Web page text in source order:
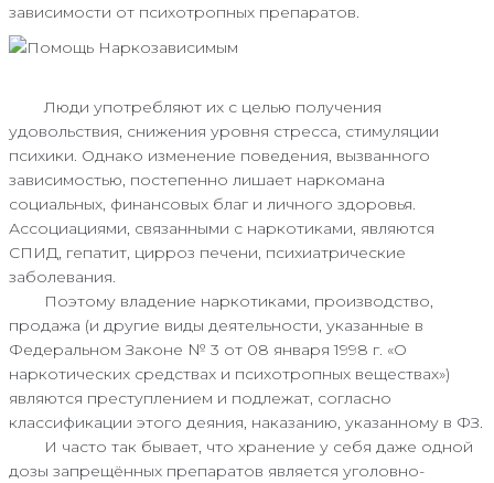
зависимости от психотропных препаратов.
Люди употребляют их с целью получения
удовольствия, снижения уровня стресса, стимуляции
психики. Однако изменение поведения, вызванного
зависимостью, постепенно лишает наркомана
социальных, финансовых благ и личного здоровья.
Ассоциациями, связанными с наркотиками, являются
СПИД, гепатит, цирроз печени, психиатрические
заболевания.
Поэтому владение наркотиками, производство,
продажа (и другие виды деятельности, указанные в
Федеральном Законе № 3 от 08 января 1998 г. «О
наркотических средствах и психотропных веществах»)
являются преступлением и подлежат, согласно
классификации этого деяния, наказанию, указанному в ФЗ.
И часто так бывает, что хранение у себя даже одной
дозы запрещённых препаратов является уголовно-